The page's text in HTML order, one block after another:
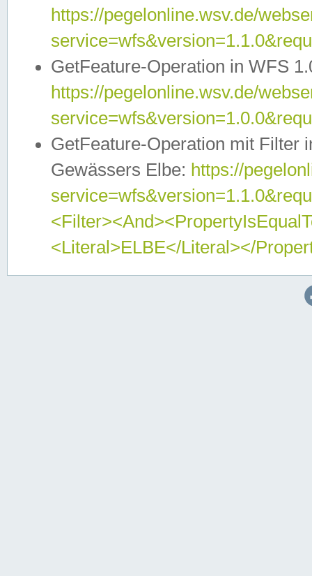
https://pegelonline.wsv.de/
GetFeature-Operation in WFS
https://pegelonline.wsv.de/
GetFeature-Operation mit Filter
Gewässers Elbe: https://
<Literal>ELBE</Literal></